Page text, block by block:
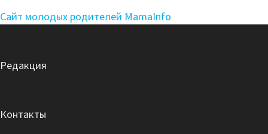
Сайт молодых родителей MamaInfo
Редакция
Контакты